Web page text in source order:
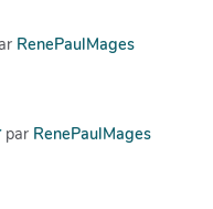
RenePaulMages
par RenePaulMages